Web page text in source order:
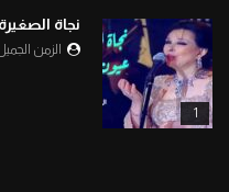
1
نجاة
الزمن